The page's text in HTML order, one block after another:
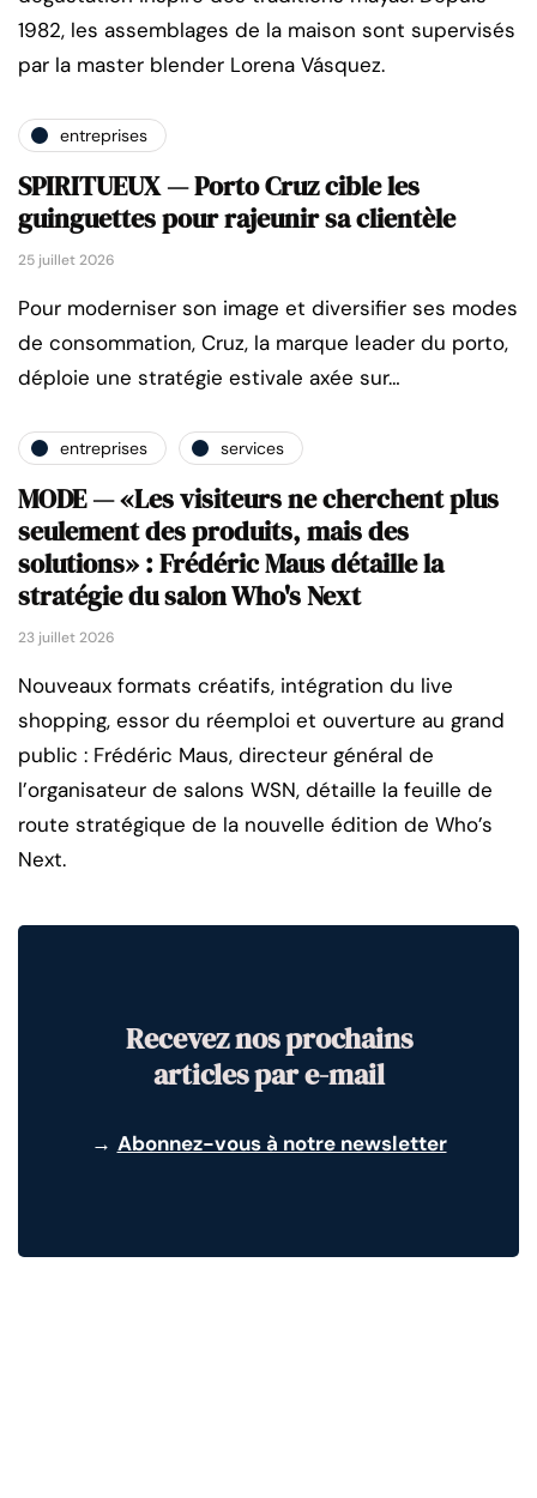
1982, les assemblages de la maison sont supervisés
par la master blender Lorena Vásquez.
entreprises
SPIRITUEUX — Porto Cruz cible les
guinguettes pour rajeunir sa clientèle
25 juillet 2026
Pour moderniser son image et diversifier ses modes
de consommation, Cruz, la marque leader du porto,
déploie une stratégie estivale axée sur…
entreprises services
MODE — «Les visiteurs ne cherchent plus
seulement des produits, mais des
solutions» : Frédéric Maus détaille la
stratégie du salon Who's Next
23 juillet 2026
Nouveaux formats créatifs, intégration du live
shopping, essor du réemploi et ouverture au grand
public : Frédéric Maus, directeur général de
l’organisateur de salons WSN, détaille la feuille de
route stratégique de la nouvelle édition de Who’s
Next.
Recevez nos prochains
articles par e-mail
→ Abonnez-vous à notre newsletter